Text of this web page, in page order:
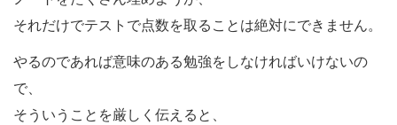
それだけでテストで点数を取ることは絶対にできません。
やるのであれば意味のある勉強をしなければいけないの
で、
そういうことを厳しく伝えると、